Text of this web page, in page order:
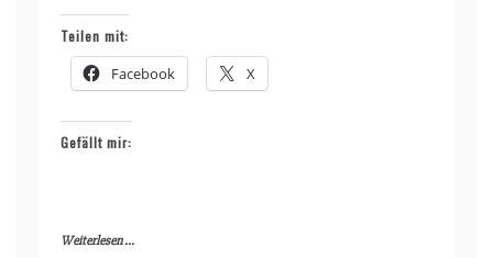
Teilen mit:
Facebook X
Gefällt mir:
Weiterlesen ...